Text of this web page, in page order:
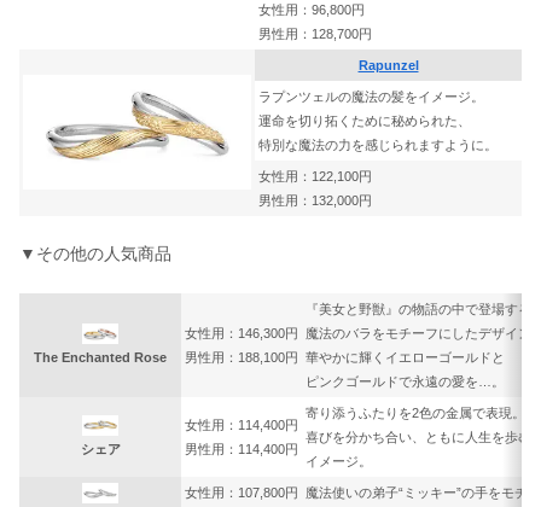
女性用：96,800円
男性用：128,700円
Rapunzel
ラプンツェルの魔法の髪をイメージ。
運命を切り拓くために秘められた、
特別な魔法の力を感じられますように。
女性用：122,100円
男性用：132,000円
▼その他の人気商品
The Enchanted Rose
女性用：146,300円
男性用：188,100円
『美女と野獣』の物語の中で登場する
魔法のバラをモチーフにしたデザイン
華やかに輝くイエローゴールドと
ピンクゴールドで永遠の愛を…。
シェア
女性用：114,400円
男性用：114,400円
寄り添うふたりを2色の金属で表現。
喜びを分かち合い、ともに人生を歩む
イメージ。
女性用：107,800円
魔法使いの弟子“ミッキー”の手をモチ